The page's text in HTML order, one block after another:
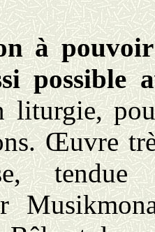
à
possible
liturgie,
Œuvre